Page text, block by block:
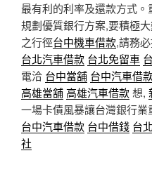
最有利的利率及還款方式
規劃優質銀行方案,要積極
之行徑台中機車借款,請務
台北汽車借款 台北免留車
電洽 台中當舖 台中汽車借
高雄當舖高雄汽車借款想,
一場卡債風暴讓台灣銀行業
台中汽車借款 台中借錢 台
社